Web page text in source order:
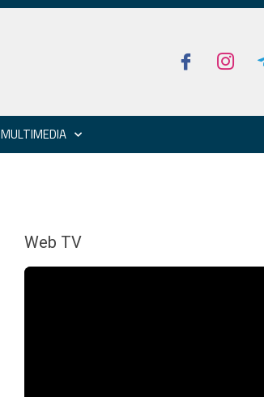
MULTIMEDIA
Web TV